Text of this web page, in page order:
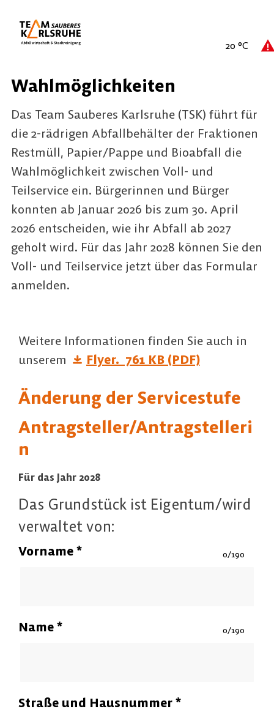
20 °C
Wahlmöglichkeiten
Das Team Sauberes Karlsruhe (TSK) führt für
die 2-rädrigen Abfallbehälter der Fraktionen
Restmüll, Papier/Pappe und Bioabfall die
Wahlmöglichkeit zwischen Voll- und
Teilservice ein. Bürgerinnen und Bürger
konnten ab Januar 2026 bis zum 30. April
2026 entscheiden, wie ihr Abfall ab 2027
geholt wird. Für das Jahr 2028 können Sie den
Voll- und Teilservice jetzt über das Formular
anmelden.
Weitere Informationen finden Sie auch in
unserem
Flyer. 761 KB (PDF)
Änderung der Servicestufe
Antragsteller/Antragstelleri
n
Für das Jahr 2028
Das Grundstück ist Eigentum/wird
verwaltet von:
Vorname * 0/190
Name * 0/190
Straße und Hausnummer *